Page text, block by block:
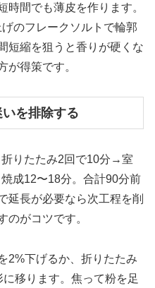
時間でも薄皮を作ります。
のフレークソルトで輪郭
短縮を狙うと香りが硬くな
が得策です。
を排除する
りたたみ2回で10分→室
成12〜18分。合計90分前
延長が必要なら次工程を削
のがコツです。
2%下げるか、折りたたみ
移ります。焦って粉を足